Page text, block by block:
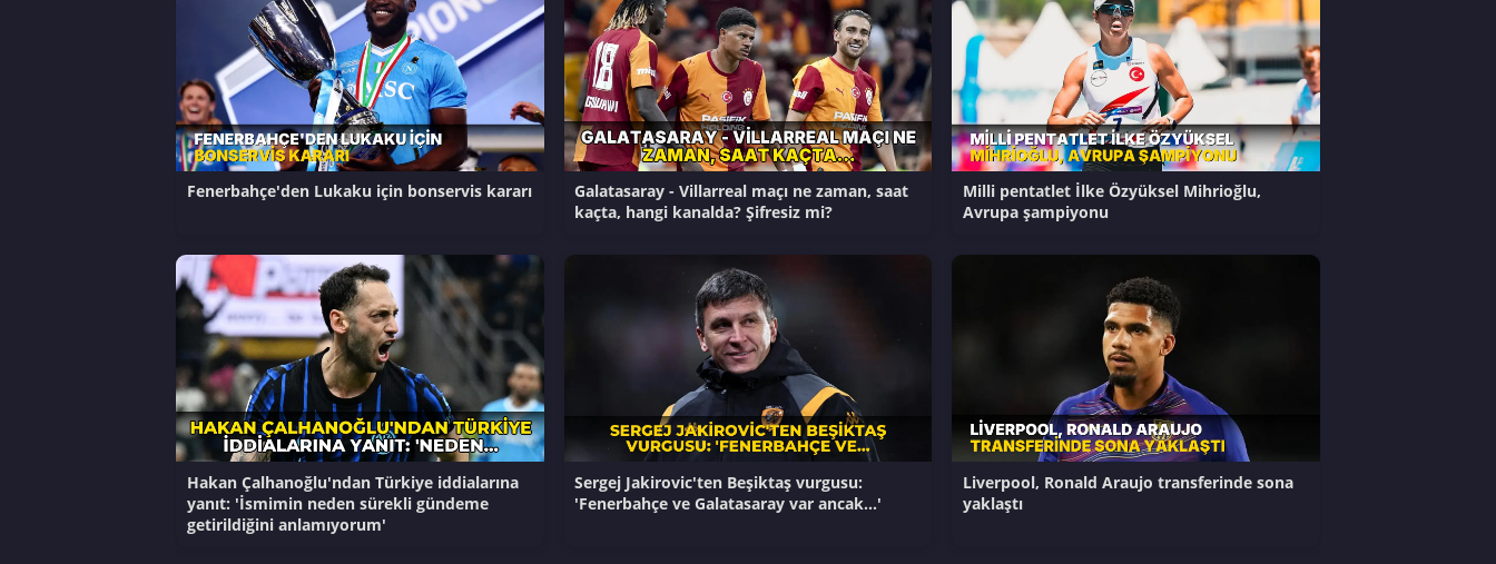
Fenerbahçe'den Lukaku için bonservis kararı
Galatasaray - Villarreal maçı ne zaman, saat
kaçta, hangi kanalda? Şifresiz mi?
Milli pentatlet İlke Özyüksel Mihrioğlu,
Avrupa şampiyonu
Hakan Çalhanoğlu'ndan Türkiye iddialarına
yanıt: 'İsmimin neden sürekli gündeme
getirildiğini anlamıyorum'
Sergej Jakirovic'ten Beşiktaş vurgusu:
'Fenerbahçe ve Galatasaray var ancak...'
Liverpool, Ronald Araujo transferinde sona
yaklaştı